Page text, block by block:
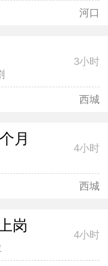
河口
3小时
西城
月
4小时
西城
岗
4小时